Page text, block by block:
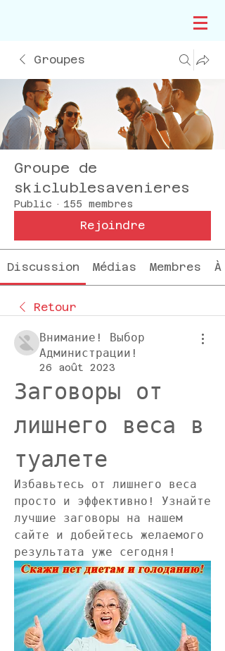
Groupes
Groupe de
skiclublesavenieres
Public · 155 membres
Rejoindre
Discussion Médias Membres
Retour
Внимание! Выбор
Администрации!
26 août 2023
Заговоры от
лишнего веса в
туалете
Избавьтесь от лишнего веса
просто и эффективно! Узнайте
лучшие заговоры на нашем
сайте и добейтесь желаемого
результата уже сегодня!